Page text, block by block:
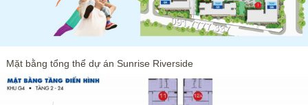
Mặt bằng tổng thể dự án Sunrise Riverside